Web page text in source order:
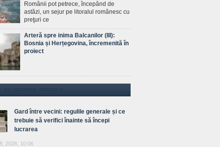
Românii pot petrece, începând de
astăzi, un sejur pe litoralul românesc cu
preţuri ce
Arteră spre inima Balcanilor (III):
Bosnia și Herțegovina, încremenită în
proiect
Gard între vecini: regulile generale și ce
trebuie să verifici înainte să începi
lucrarea
2026, 10:06